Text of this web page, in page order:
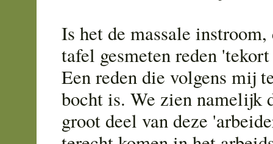
Is het de massale
tafel gesmeten reden
Een reden die volgens mij
bocht is. We zien namelijk
groot deel van deze